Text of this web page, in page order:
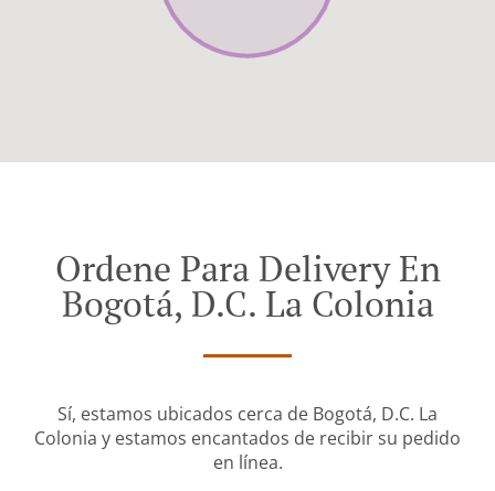
Ordene Para Delivery En
Bogotá, D.C. La Colonia
Sí, estamos ubicados cerca de Bogotá, D.C. La
Colonia y estamos encantados de recibir su pedido
en línea.